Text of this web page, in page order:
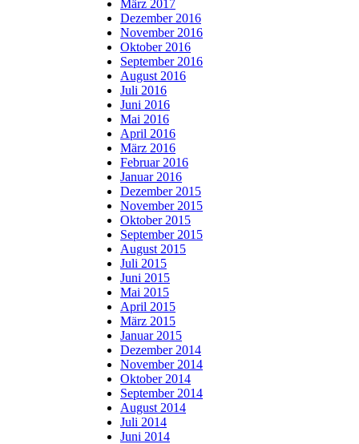
März 2017
Dezember 2016
November 2016
Oktober 2016
September 2016
August 2016
Juli 2016
Juni 2016
Mai 2016
April 2016
März 2016
Februar 2016
Januar 2016
Dezember 2015
November 2015
Oktober 2015
September 2015
August 2015
Juli 2015
Juni 2015
Mai 2015
April 2015
März 2015
Januar 2015
Dezember 2014
November 2014
Oktober 2014
September 2014
August 2014
Juli 2014
Juni 2014